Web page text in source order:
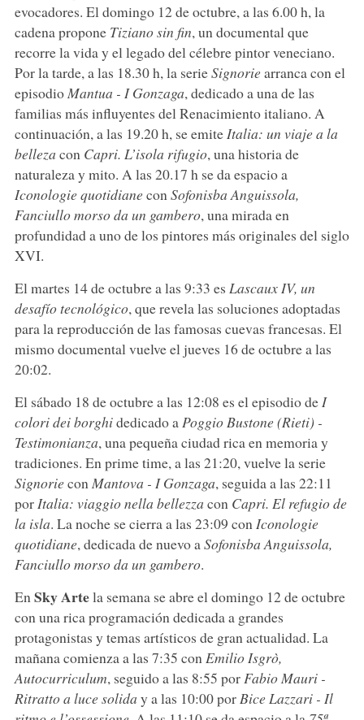
evocadores. El domingo 12 de octubre, a las 6.00 h, la
cadena propone Tiziano sin fin, un documental que
recorre la vida y el legado del célebre pintor veneciano.
Por la tarde, a las 18.30 h, la serieSignoriearranca con el
episodio Mantua - I Gonzaga, dedicado a una de las
familias más influyentes del Renacimiento italiano. A
continuación, a las 19.20 h, se emite Italia: un viaje a la
belleza con Capri. L’isola rifugio, una historia de
naturaleza y mito. A las 20.17 h se da espacio a
Iconologie quotidianecon Sofonisba Anguissola,
Fanciullo morso da un gambero, una mirada en
profundidad a uno de los pintores más originales del siglo
XVI.
El martes 14 de octubre a las 9:33 es Lascaux IV, un
desafío tecnológico, que revela las soluciones adoptadas
para la reproducción de las famosas cuevas francesas. El
mismo documental vuelve el jueves 16 de octubre a las
20:02.
El sábado 18 de octubre a las 12:08 es el episodio de I
colori dei borghidedicado a Poggio Bustone (Rieti) -
Testimonianza, una pequeña ciudad rica en memoria y
tradiciones. En prime time, a las 21:20, vuelve la serie
Signoriecon Mantova - I Gonzaga, seguida a las 22:11
por Italia: viaggio nella bellezza con Capri. El refugio de
la isla. La noche se cierra a las 23:09 con Iconologie
quotidiane, dedicada de nuevo a Sofonisba Anguissola,
Fanciullo morso da un gambero.
En Sky Artela semana se abre el domingo 12 de octubre
con una rica programación dedicada a grandes
protagonistas y temas artísticos de gran actualidad. La
mañana comienza a las 7:35 con Emilio Isgrò,
Autocurriculum, seguido a las 8:55 por Fabio Mauri -
Ritratto a luce solida y a las 10:00 por Bice Lazzari - Il